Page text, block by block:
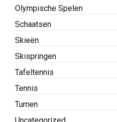
Olympische Spelen
Schaatsen
Skieën
Skispringen
Tafeltennis
Tennis
Turnen